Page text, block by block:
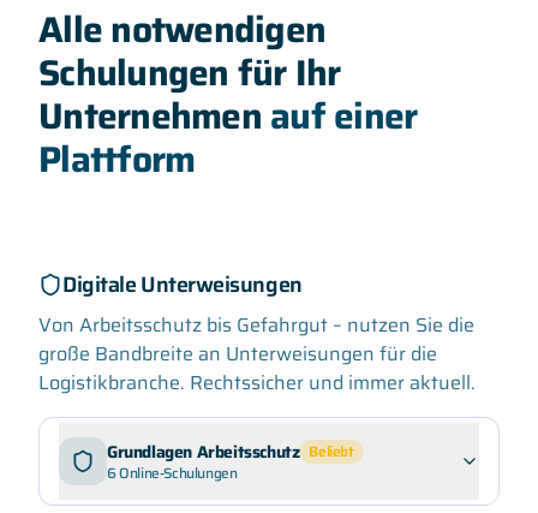
Alle notwendigen
Schulungen für Ihr
Unternehmenauf einer
Plattform
Digitale Unterweisungen
Von Arbeitsschutz bis Gefahrgut – nutzen Sie die
große Bandbreite an Unterweisungen für die
Logistikbranche. Rechtssicher und immer aktuell.
Grundlagen Arbeitsschutz Beliebt
6Online-Schulungen